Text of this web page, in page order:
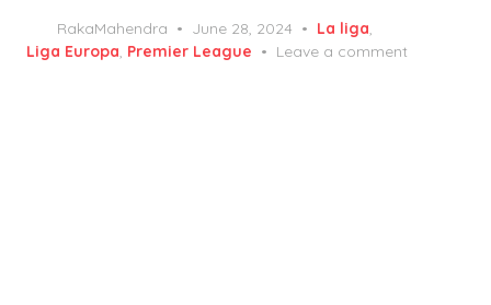
RakaMahendra
Posted
on
June 28, 2024 La liga,
Liga Europa, Premier League Leave a comment